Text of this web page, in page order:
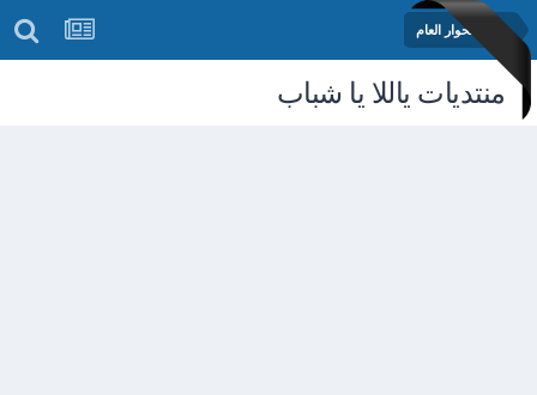
منتدى الحوار العام
منتديات ياللا يا شباب